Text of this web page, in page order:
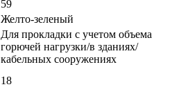
59
Желто-зеленый
Для прокладки с учетом объема
горючей нагрузки/в зданиях/
кабельных сооружениях
18